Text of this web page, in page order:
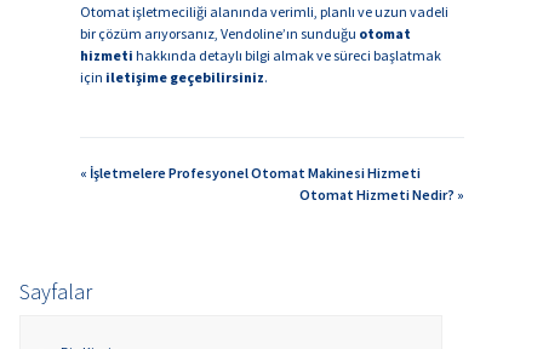
Otomat işletmeciliği alanında verimli, planlı ve uzun vadeli
bir çözüm arıyorsanız, Vendoline’ın sunduğu otomat
hizmeti hakkında detaylı bilgi almak ve süreci başlatmak
için iletişime geçebilirsiniz.
« İşletmelere Profesyonel Otomat Makinesi Hizmeti
Otomat Hizmeti Nedir? »
Sayfalar